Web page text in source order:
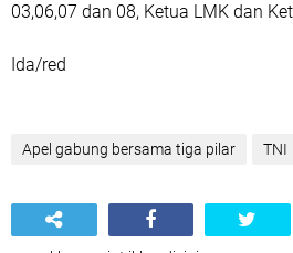
03,06,07 dan 08, Ketua LMK dan
Ida/red
Apel gabung bersama tiga pilar TNI